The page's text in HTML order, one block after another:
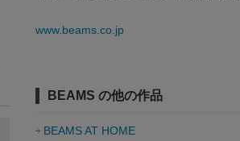
www.beams.co.jp
BEAMS の他の作品
BEAMS AT HOME